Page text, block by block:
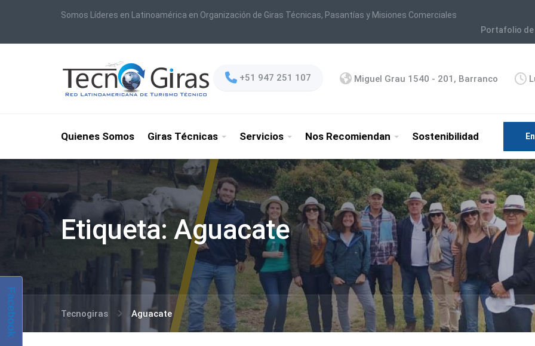
Somos Líderes en Latinoamérica en Organización de Giras Técnicas, Pasantías y Misiones Comerciales
Portafolio de
+51 947 251 107 Miguel Grau 1540 - 201, Barranco
Quienes Somos Giras Técnicas Servicios Nos Recomiendan Sostenibilidad
Etiqueta: Aguacate
Tecnogiras Aguacate
Facebook